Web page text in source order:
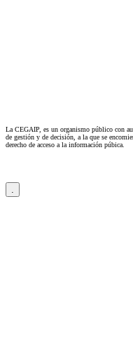
La CEGAIP, es un organismo público con
de gestión y de decisión, a la que se
derecho de acceso a la información púbica.